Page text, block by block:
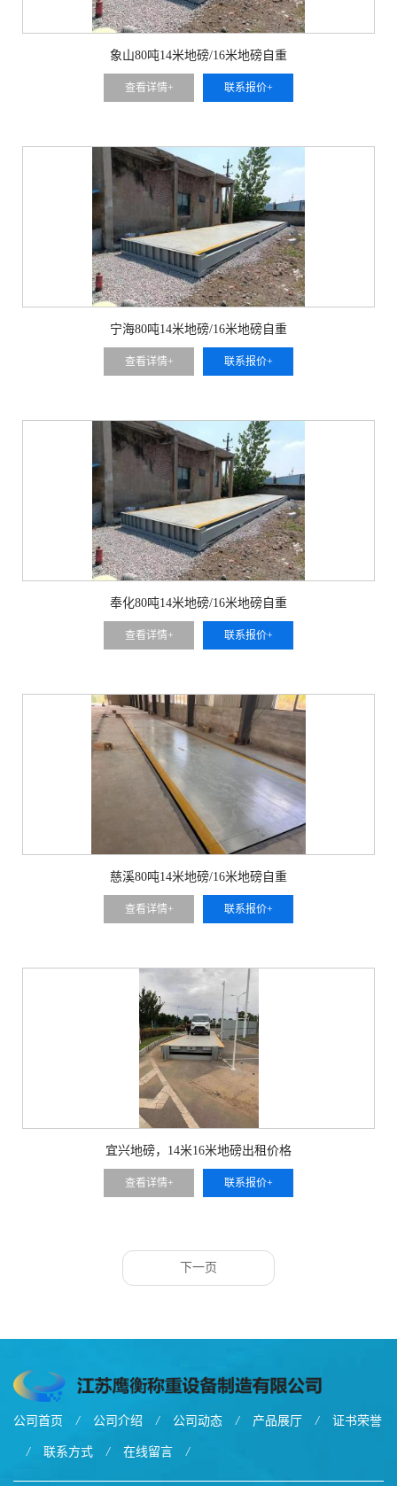
象山80吨14米地磅/16米地磅自重
查看详情+ 联系报价+
宁海80吨14米地磅/16米地磅自重
查看详情+ 联系报价+
奉化80吨14米地磅/16米地磅自重
查看详情+ 联系报价+
慈溪80吨14米地磅/16米地磅自重
查看详情+ 联系报价+
宜兴地磅，14米16米地磅出租价格
查看详情+ 联系报价+
下一页
公司首页 / 公司介绍 / 公司动态 / 产品展厅 / 证书荣誉
/ 联系方式 / 在线留言 /